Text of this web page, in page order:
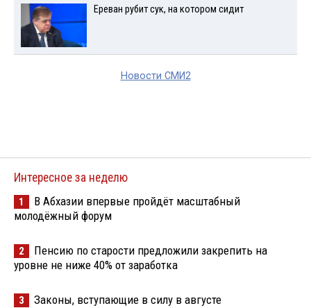
Ереван рубит сук, на котором сидит
Новости СМИ2
Интересное за неделю
1
В Абхазии впервые пройдёт масштабный
молодёжный форум
2
Пенсию по старости предложили закрепить на
уровне не ниже 40% от заработка
3 Законы, вступающие в силу в августе